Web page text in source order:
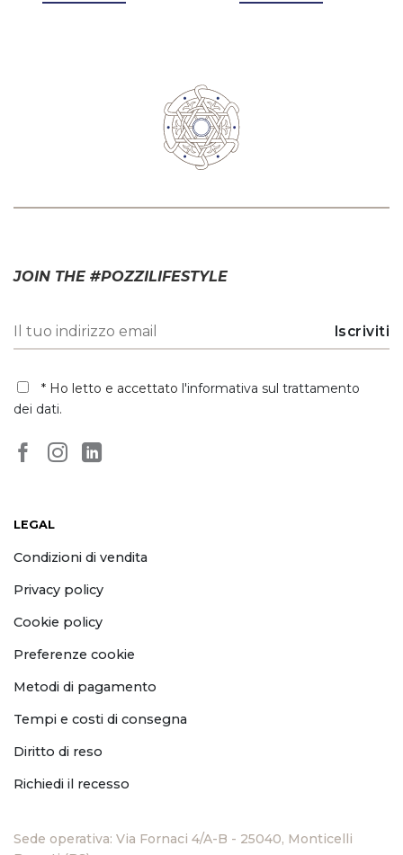
JOIN THE #POZZILIFESTYLE
* Ho letto e accettato l'informativa sul trattamento
dei dati.
LEGAL
Condizioni di vendita
Privacy policy
Cookie policy
Preferenze cookie
Metodi di pagamento
Tempi e costi di consegna
Diritto di reso
Richiedi il recesso
Sede operativa: Via Fornaci 4/A-B - 25040, Monticelli